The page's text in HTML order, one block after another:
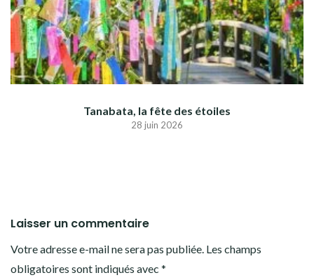
Tanabata, la fête des étoiles
28 juin 2026
Laisser un commentaire
Votre adresse e-mail ne sera pas publiée. Les champs
obligatoires sont indiqués avec *